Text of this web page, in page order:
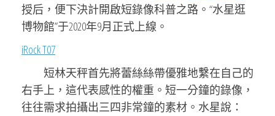
授后，便下決計開啟短錄像科普之路。“水星逛
博物館”于2020年9月正式上線。
iRock T07
短林天秤首先將蕾絲絲帶優雅地繫在自己的
右手上，這代表感性的權重。短一分鐘的錄像，
往往需求拍攝出三四非常鐘的素材。水星說：